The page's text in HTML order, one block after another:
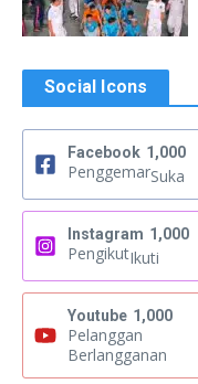
Social Icons
Facebook 1,000
PenggemarSuka
Instagram 1,000
PengikutIkuti
Youtube 1,000
Pelanggan
Berlangganan